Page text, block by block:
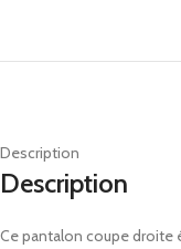
Description
Description
Ce pantalon coupe droite